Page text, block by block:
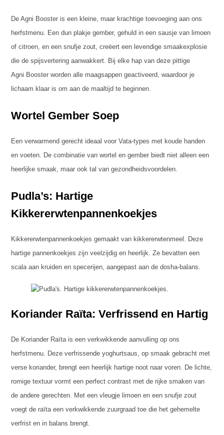
De Agni Booster is een kleine, maar krachtige toevoeging aan ons
herfstmenu. Een dun plakje gember, gehuld in een sausje van limoen
of citroen, en een snufje zout, creëert een levendige smaakexplosie
die de spijsvertering aanwakkert. Bij elke hap van deze pittige
Agni Booster worden alle maagsappen geactiveerd, waardoor je
lichaam klaar is om aan de maaltijd te beginnen.
Wortel Gember Soep
Een verwarmend gerecht ideaal voor Vata-types met koude handen
en voeten. De combinatie van wortel en gember biedt niet alleen een
heerlijke smaak, maar ook tal van gezondheidsvoordelen.
Pudla’s: Hartige
Kikkererwtenpannenkoekjes
Kikkererwtenpannenkoekjes gemaakt van kikkererwtenmeel. Deze
hartige pannenkoekjes zijn veelzijdig en heerlijk. Ze bevatten een
scala aan kruiden en specerijen, aangepast aan de dosha-balans.
Koriander Raïta: Verfrissend en Hartig
De Koriander Raïta is een verkwikkende aanvulling op ons
herfstmenu. Deze verfrissende yoghurtsaus, op smaak gebracht met
verse koriander, brengt een heerlijk hartige noot naar voren. De lichte,
romige textuur vormt een perfect contrast met de rijke smaken van
de andere gerechten. Met een vleugje limoen en een snufje zout
voegt de raïta een verkwikkende zuurgraad toe die het gehemelte
verfrist en in balans brengt.